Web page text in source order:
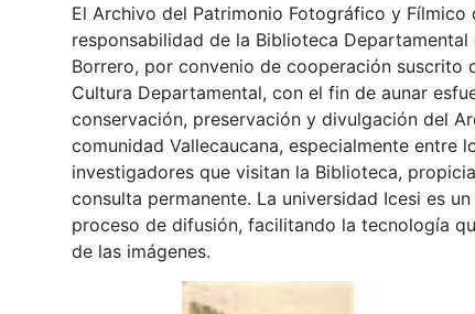
El Archivo del Patrimonio Fotográfico y Fílmico
responsabilidad de la Biblioteca Departamental
Borrero, por convenio de cooperación suscrito
Cultura Departamental, con el fin de aunar
conservación, preservación y divulgación del
comunidad Vallecaucana, especialmente entre
investigadores que visitan la Biblioteca,
consulta permanente. La universidad Icesi es
proceso de difusión, facilitando la tecnología
de las imágenes.